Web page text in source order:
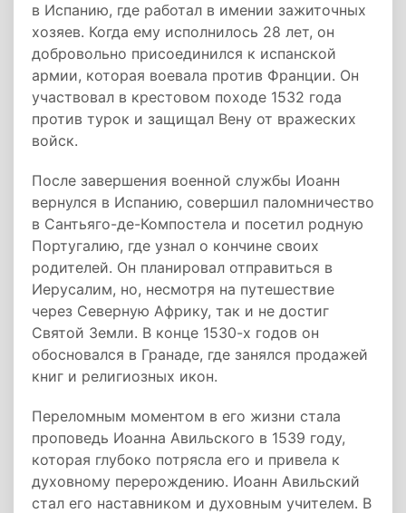
в Испанию, где работал в имении зажиточных
хозяев. Когда ему исполнилось 28 лет, он
добровольно присоединился к испанской
армии, которая воевала против Франции. Он
участвовал в крестовом походе 1532 года
против турок и защищал Вену от вражеских
войск.
После завершения военной службы Иоанн
вернулся в Испанию, совершил паломничество
в Сантьяго-де-Компостела и посетил родную
Португалию, где узнал о кончине своих
родителей. Он планировал отправиться в
Иерусалим, но, несмотря на путешествие
через Северную Африку, так и не достиг
Святой Земли. В конце 1530-х годов он
обосновался в Гранаде, где занялся продажей
книг и религиозных икон.
Переломным моментом в его жизни стала
проповедь Иоанна Авильского в 1539 году,
которая глубоко потрясла его и привела к
духовному перерождению. Иоанн Авильский
стал его наставником и духовным учителем. В